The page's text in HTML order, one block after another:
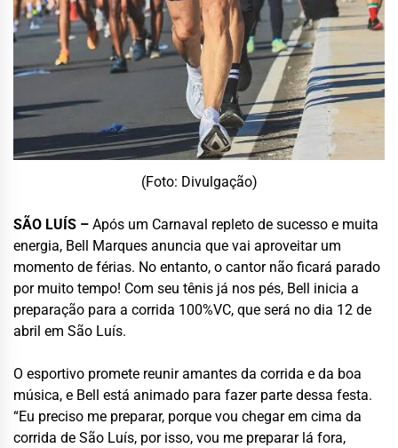
(Foto: Divulgação)
SÃO LUÍS – Após um Carnaval repleto de sucesso e muita
energia, Bell Marques anuncia que vai aproveitar um
momento de férias. No entanto, o cantor não ficará parado
por muito tempo! Com seu tênis já nos pés, Bell inicia a
preparação para a corrida 100%VC, que será no dia 12 de
abril em São Luís.
O esportivo promete reunir amantes da corrida e da boa
música, e Bell está animado para fazer parte dessa festa.
“Eu preciso me preparar, porque vou chegar em cima da
corrida de São Luís, por isso, vou me preparar lá fora,